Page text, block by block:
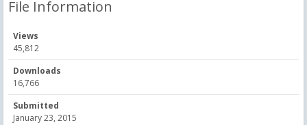
File Information
Views
45,812
Downloads
16,766
Submitted
January 23, 2015